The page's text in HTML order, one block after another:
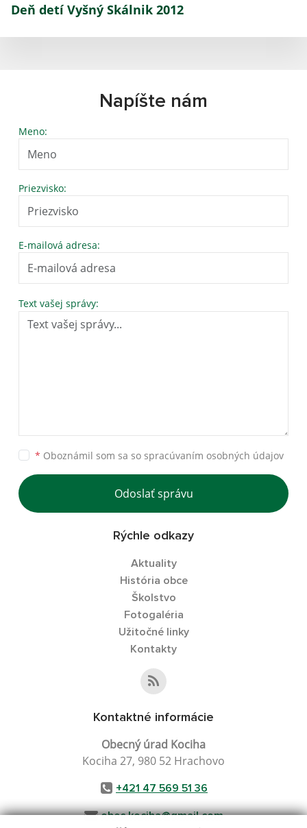
Deň detí Vyšný Skálnik 2012
Napíšte nám
Meno:
Priezvisko:
E-mailová adresa:
Text vašej správy:
* Oboznámil som sa so spracúvaním osobných údajov
Odoslať správu
Rýchle odkazy
Aktuality
História obce
Školstvo
Fotogaléria
Užitočné linky
Kontakty
Kontaktné informácie
Obecný úrad Kociha
Kociha 27, 980 52 Hrachovo
+421 47 569 51 36
obec.kociha@gmail.com